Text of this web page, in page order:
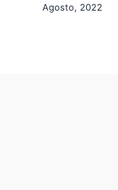
Agosto, 2022